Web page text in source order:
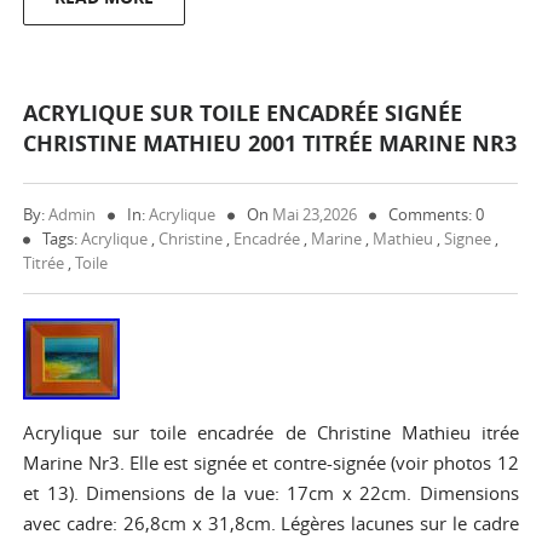
ACRYLIQUE SUR TOILE ENCADRÉE SIGNÉE
CHRISTINE MATHIEU 2001 TITRÉE MARINE NR3
By:Admin In:Acrylique On Mai 23,2026
Comments: 0
Tags:Acrylique , Christine , Encadrée , Marine , Mathieu ,Signee ,
Titrée ,Toile
Acrylique sur toile encadrée de Christine Mathieu itrée
Marine Nr3. Elle est signée et contre-signée (voir photos 12
et 13). Dimensions de la vue: 17cm x 22cm. Dimensions
avec cadre: 26,8cm x 31,8cm. Légères lacunes sur le cadre